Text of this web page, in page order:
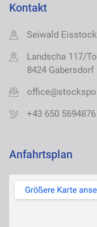
Kontakt
Seiwald
Landscha 117/
8424 Gabersdorf
+43 650 5694876
Anfahrtsplan